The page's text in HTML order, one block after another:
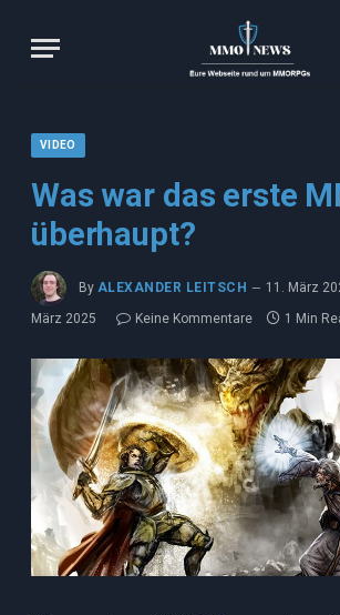
VIDEO
Was war das erste
überhaupt?
By ALEXANDER LEITSCH 11. März
März 2025
Keine Kommentare 1 Min